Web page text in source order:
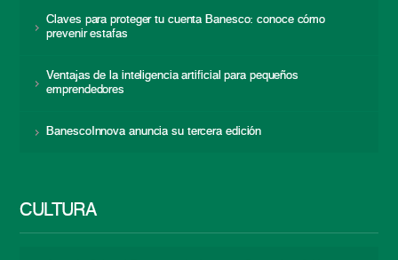
Claves para proteger tu cuenta Banesco: conoce cómo
prevenir estafas
Ventajas de la inteligencia artificial para pequeños
emprendedores
BanescoInnova anuncia su tercera edición
CULTURA